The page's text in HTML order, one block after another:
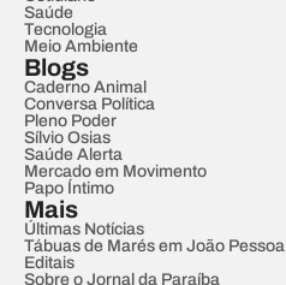
Saúde
Tecnologia
Meio Ambiente
Blogs
Caderno Animal
Conversa Política
Pleno Poder
Sílvio Osias
Saúde Alerta
Mercado em Movimento
Papo Íntimo
Mais
Últimas Notícias
Tábuas de Marés em João Pessoa
Editais
Sobre o Jornal da Paraíba